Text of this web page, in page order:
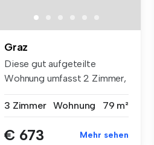
Graz
Diese gut aufgeteilte
Wohnung umfasst 2 Zimmer,
3 Zimmer
Wohnung 79 m²
€ 673 Mehr sehen